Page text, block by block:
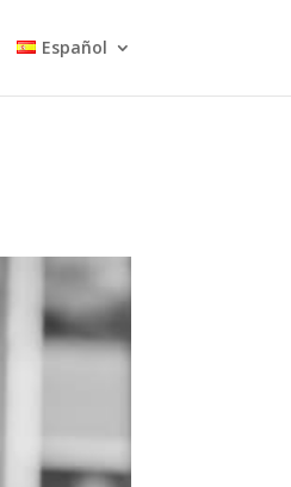
Español